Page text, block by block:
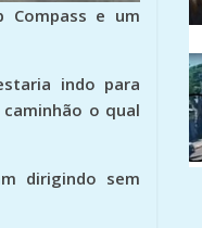
Compass e um
indo para
o qual
dirigindo sem